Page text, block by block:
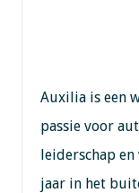
Auxilia is een
passie voor
leiderschap en
jaar in het